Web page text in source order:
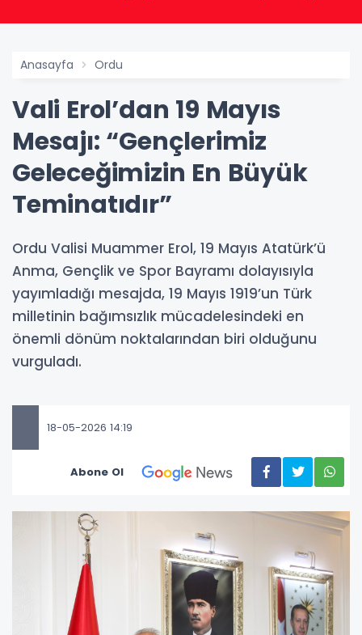
Anasayfa Ordu
Vali Erol’dan 19 Mayıs
Mesajı: “Gençlerimiz
Geleceğimizin En Büyük
Teminatıdır”
Ordu Valisi Muammer Erol, 19 Mayıs Atatürk’ü
Anma, Gençlik ve Spor Bayramı dolayısıyla
yayımladığı mesajda, 19 Mayıs 1919’un Türk
milletinin bağımsızlık mücadelesindeki en
önemli dönüm noktalarından biri olduğunu
vurguladı.
18-05-2026 14:19
Abone Ol